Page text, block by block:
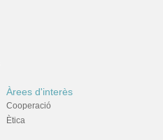
Àrees d'interès
Cooperació
Ètica